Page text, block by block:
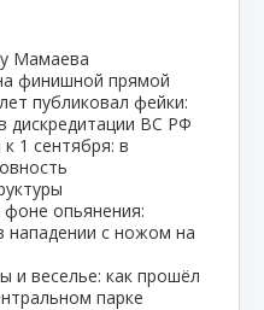
Мамаева
финишной прямой
публиковал фейки:
дискредитации ВС РФ
1 сентября: в
фоне опьянения:
нападении с ножом на
и веселье: как прошёл
парке